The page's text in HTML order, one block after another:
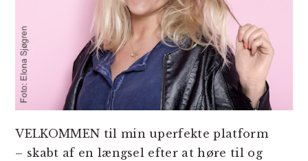
VELKOMMEN til min uperfekte platform
– skabt af en længsel efter at høre til og